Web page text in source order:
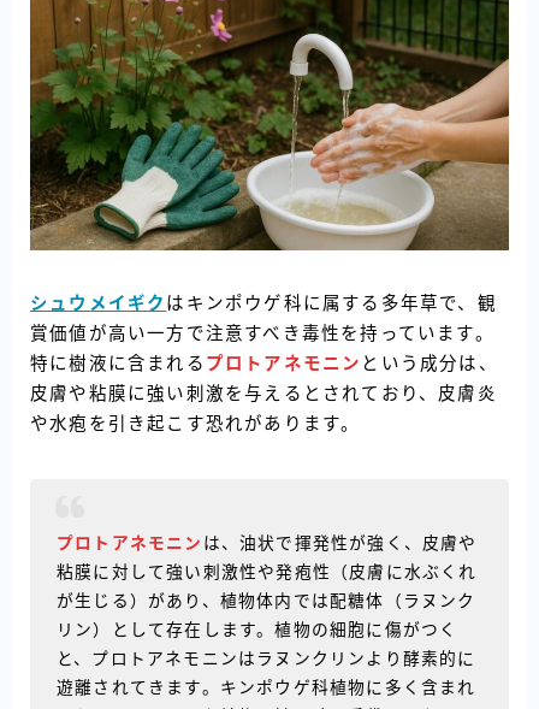
シュウメイギク はキンポウゲ科に属する多年草で、観
賞価値が高い一方で注意すべき毒性を持っています。
特に樹液に含まれる プロトアネモニン という成分は、
皮膚や粘膜に強い刺激を与えるとされており、皮膚炎
や水疱を引き起こす恐れがあります。
プロトアネモニン は、油状で揮発性が強く、皮膚や
粘膜に対して強い刺激性や発疱性（皮膚に水ぶくれ
が生じる）があり、植物体内では配糖体（ラヌンク
リン）として存在します。植物の細胞に傷がつく
と、プロトアネモニンはラヌンクリンより酵素的に
遊離されてきます。キンポウゲ科植物に多く含まれ